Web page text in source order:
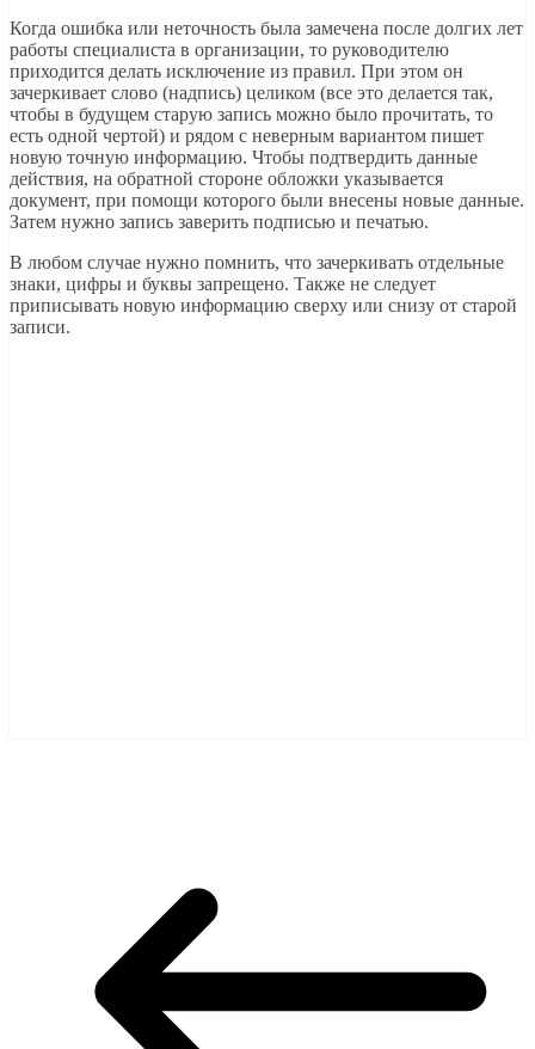
Когда ошибка или неточность была замечена после долгих лет
работы специалиста в организации, то руководителю
приходится делать исключение из правил. При этом он
зачеркивает слово (надпись) целиком (все это делается так,
чтобы в будущем старую запись можно было прочитать, то
есть одной чертой) и рядом с неверным вариантом пишет
новую точную информацию. Чтобы подтвердить данные
действия, на обратной стороне обложки указывается
документ, при помощи которого были внесены новые данные.
Затем нужно запись заверить подписью и печатью.
В любом случае нужно помнить, что зачеркивать отдельные
знаки, цифры и буквы запрещено. Также не следует
приписывать новую информацию сверху или снизу от старой
записи.